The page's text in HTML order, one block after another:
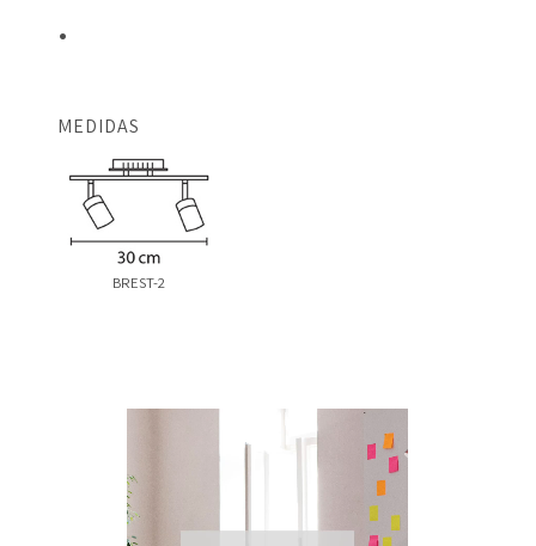
.
MEDIDAS
BREST-2